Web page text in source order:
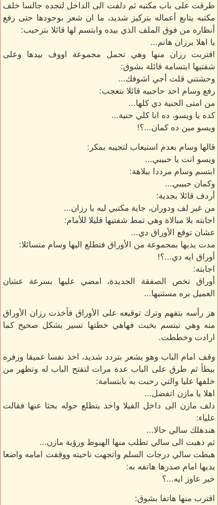
طرقت على باب مكتبه ثم دلفت الى الداخل لتجده جالسا خلف
مكتبه يتابع أعماله بتركيز شديد، ما ان شعر بوجودها حتى رفع
أنظاره من فوق الملف الذي بيده وابتسم لها قائلا بترحيب:
يا اهلا برزان هانم...
اقتربت رزان منها وهي تحمل مجموعة اووف بيدها وعلى
شفتيها ابتسامة قائلة بشوق:
وحشتني قلت أجي اشوفك...
رفع وسام احد حاجبيه قائلا بتعجب:
من امتى الحنية دي كلها...
كده يا ويسو، ده انا كلي حنية...
ويسو مين ده كمان...؟!
قالها وسام بعدم استيعاب لتجيبه بمكر:
ويسو انت يا حبيبي...
ابتسم وسام مرددا ببلاهة:
وكمان حبيبي...
أردف قائلا بجدية:
من غير لف ودوران، جاية مكتبي ليه يا رزان...
اجابته بلا مبالاة وهي تمط شفتيها قليلا للأمام:
عشان توقع الأوراق دي...
مدت يديها بمجموعة من الأوراق فتطلع اليها وسام متسائلا:
أوراق ايه دي...؟!
اجابته:
أوراق تخص الصفقة الجديدة، امضي عليها بسرعة عشان
العميل بره مستنيها...
هز رأسه بتفهم وترك توقيعه على الأوراق فأخذت رزان الأوراق
منه وهي تبتسم بخبث فهاهي خطتها تسير بشكل صحيح كما
ارادت وخططت.
وقف امام الباب وهو يشعر بتردد شديد، اخذ نفسا عميقا وزفره
ببطأ ثم طرق على الباب عدة مرات لتفتح الباب له وتظهر من
خلفها عليا والتي رحبت به بابتسامة:
اهلا يا مازن اتفضل...
دلف مازن الى داخل الفيلا واخذ يتطلع حوله بحثا عنها فقالت
علياء:
هندهلك سالي حالا...
ثم ذهبت الى سالي تطلب منها الهبوط ورؤية مازن...
هبطت سالي درجات السلم واتجهت ناحيته ووقفت امامه واضعا
يديها امام صدرها هاتفه به:
خير عاوز ايه...؟
اقترب منها هاتفا بشوق: